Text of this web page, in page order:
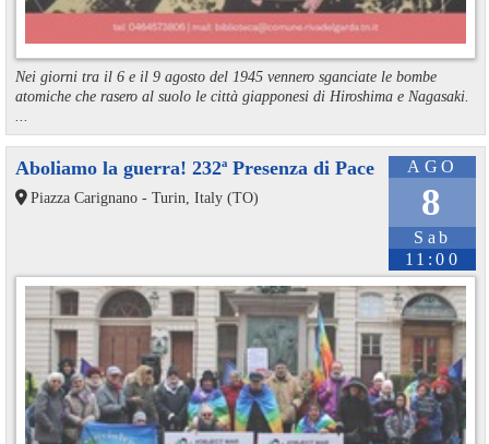
Nei giorni tra il 6 e il 9 agosto del 1945 vennero sganciate le bombe
atomiche che rasero al suolo le città giapponesi di Hiroshima e Nagasaki.
AGO
8
Sab
11:00
Aboliamo la guerra! 232ª Presenza di Pace
Piazza Carignano - Turin, Italy (TO)